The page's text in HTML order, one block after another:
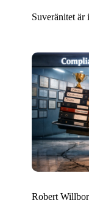
Suveränitet
Robert